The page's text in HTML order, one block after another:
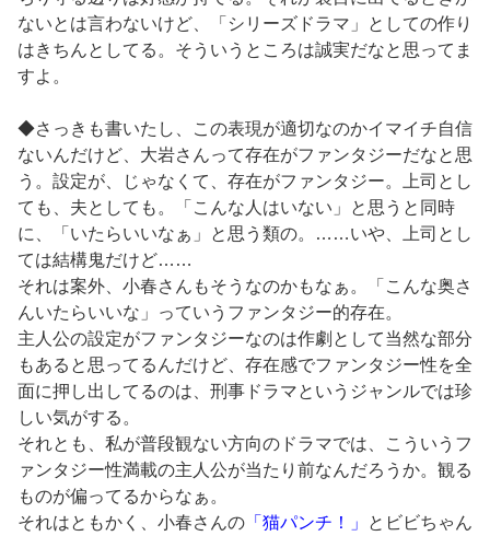
ないとは言わないけど、「シリーズドラマ」としての作り
はきちんとしてる。そういうところは誠実だなと思ってま
すよ。
◆さっきも書いたし、この表現が適切なのかイマイチ自信
ないんだけど、大岩さんって存在がファンタジーだなと思
う。設定が、じゃなくて、存在がファンタジー。上司とし
ても、夫としても。「こんな人はいない」と思うと同時
に、「いたらいいなぁ」と思う類の。……いや、上司とし
ては結構鬼だけど……
それは案外、小春さんもそうなのかもなぁ。「こんな奥さ
んいたらいいな」っていうファンタジー的存在。
主人公の設定がファンタジーなのは作劇として当然な部分
もあると思ってるんだけど、存在感でファンタジー性を全
面に押し出してるのは、刑事ドラマというジャンルでは珍
しい気がする。
それとも、私が普段観ない方向のドラマでは、こういうフ
ァンタジー性満載の主人公が当たり前なんだろうか。観る
ものが偏ってるからなぁ。
それはともかく、小春さんの 「猫パンチ！」 とビビちゃん